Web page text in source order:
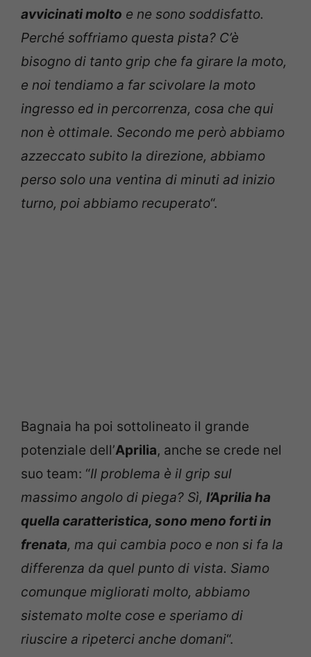
avvicinati molto e ne sono soddisfatto.
Perché soffriamo questa pista? C’è
bisogno di tanto grip che fa girare la moto,
e noi tendiamo a far scivolare la moto
ingresso ed in percorrenza, cosa che qui
non è ottimale. Secondo me però abbiamo
azzeccato subito la direzione, abbiamo
perso solo una ventina di minuti ad inizio
turno, poi abbiamo recuperato“.
Bagnaia ha poi sottolineato il grande
potenziale dell’Aprilia, anche se crede nel
suo team: “Il problema è il grip sul
massimo angolo di piega? Sì, l’Aprilia ha
quella caratteristica, sono meno forti in
frenata, ma qui cambia poco e non si fa la
differenza da quel punto di vista. Siamo
comunque migliorati molto, abbiamo
sistemato molte cose e speriamo di
riuscire a ripeterci anche domani“.